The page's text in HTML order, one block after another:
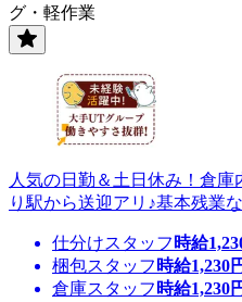
グ・軽作業
人気の日勤＆土日休み！倉
り駅から送迎アリ♪基本残業
仕分けスタッフ 時給
梱包スタッフ 時給1,230
倉庫スタッフ 時給1,230